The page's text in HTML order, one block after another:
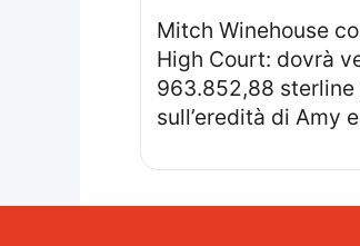
Mitch Winehouse condannato dalla
High Court: dovrà
963.852,88
sull’eredità di Amy